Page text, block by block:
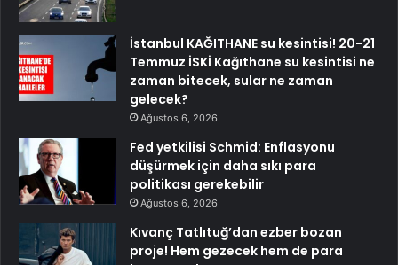
İstanbul KAĞITHANE su kesintisi! 20-21
Temmuz İSKİ Kağıthane su kesintisi ne
zaman bitecek, sular ne zaman
gelecek?
Ağustos 6, 2026
Fed yetkilisi Schmid: Enflasyonu
düşürmek için daha sıkı para
politikası gerekebilir
Ağustos 6, 2026
Kıvanç Tatlıtuğ’dan ezber bozan
proje! Hem gezecek hem de para